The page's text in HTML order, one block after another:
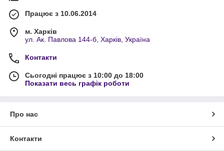
Працює з 10.06.2014
м. Харків
ул. Ак. Павлова 144-б, Харків, Україна
Контакти
Сьогодні працює з 10:00 до 18:00
Показати весь графік роботи
Про нас
Контакти